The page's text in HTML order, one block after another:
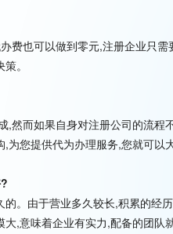
费也可以做到零元,注册企业只
。
,然而如果自身对注册公司的流
您提供代为办理服务,您就可以
。由于营业多久较长,积累的经
,意味着企业有实力,配备的团队